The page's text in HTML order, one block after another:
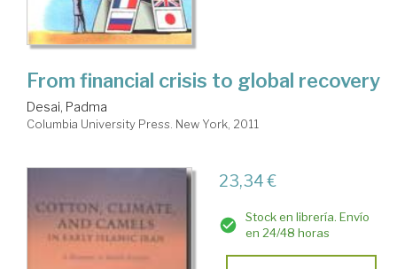
From financial crisis to global recovery
Desai, Padma
Columbia University Press. New York, 2011
23,34 €
Stock en librería. Envío
en 24/48 horas